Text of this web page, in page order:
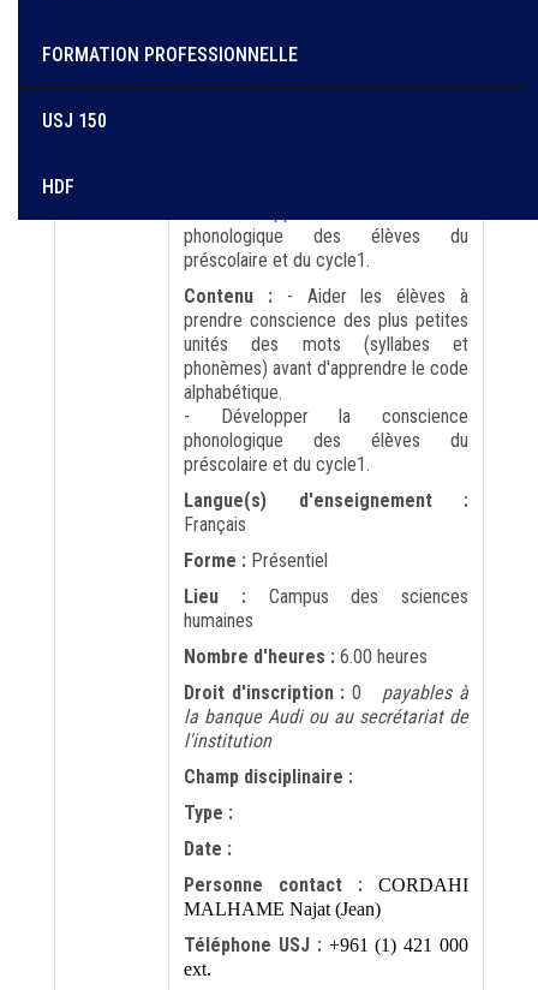
FORMATION PROFESSIONNELLE
USJ 150
HDF
Objectif :- Aider les élèves à
prendre conscience des plus petites
phonologique des élèves du
préscolaire et du cycle1.
Contenu : - Aider les élèves à
prendre conscience des plus petites
unités des mots (syllabes et
phonèmes) avant d'apprendre le code
alphabétique.
- Développer la conscience
phonologique des élèves du
préscolaire et du cycle1.
Langue(s) d'enseignement :
Français
Forme : Présentiel
Lieu : Campus des sciences
humaines
Nombre d'heures : 6.00 heures
Droit d'inscription :0 payables à
la banque Audi ou au secrétariat de
l'institution
Champ disciplinaire :
Type :
Date :
Personne contact : CORDAHI
MALHAME Najat (Jean)
Téléphone USJ : +961 (1) 421 000
ext.